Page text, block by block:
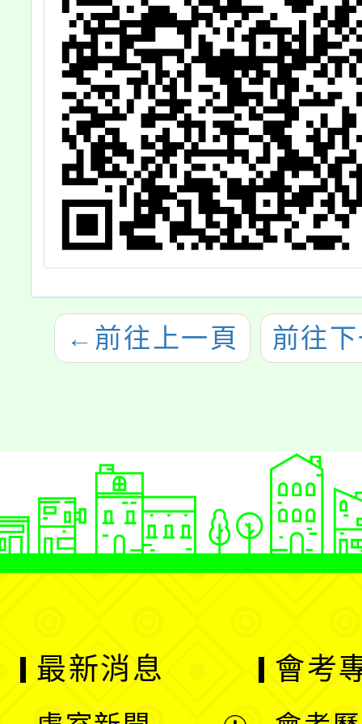
← 前往上一頁 前往
最新消息 會考